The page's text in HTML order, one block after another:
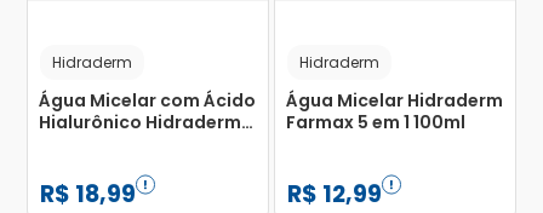
Hidraderm
Água Micelar com Ácido
Hialurônico Hidraderm
R$ 18,99
Hidraderm
Água Micelar Hidraderm
Farmax 5 em 1 100ml
R$ 12,99